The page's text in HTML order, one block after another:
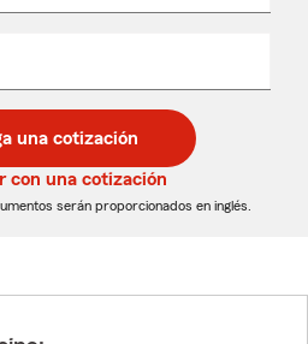
una cotización
con una cotización
serán proporcionados en inglés.